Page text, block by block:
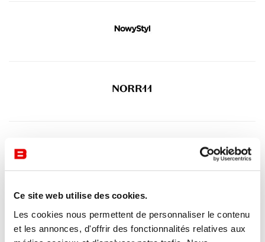
Ce site web utilise des cookies.
Les cookies nous permettent de personnaliser le contenu
et les annonces, d'offrir des fonctionnalités relatives aux